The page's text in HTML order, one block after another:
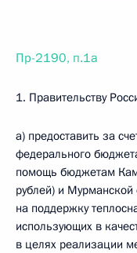
Пр-2190, п.1а
1. Правительству
а) предоставить за
федерального
помощь бюджетам
рублей) и
на поддержку
использующих в
в целях реализации